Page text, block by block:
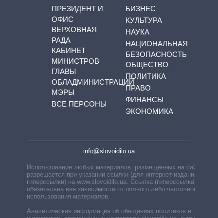
ПРЕЗИДЕНТ И
ОФИС
ВЕРХОВНАЯ
РАДА
КАБИНЕТ
МИНИСТРОВ
ГЛАВЫ
ОБЛАДМИНИСТРАЦИЙ
МЭРЫ
ВСЕ ПЕРСОНЫ
БИЗНЕС
КУЛЬТУРА
НАУКА
НАЦИОНАЛЬНАЯ
БЕЗОПАСНОСТЬ
ОБЩЕСТВО
ПОЛИТИКА
ПРАВО
ФИНАНСЫ
ЭКОНОМИКА
info@slovoidilo.ua
Использование любых материалов, размещённых на сайте,
разрешается при указании ссылки (для интернет-изданий —
гиперссылки) на www.slovoidilo.ua. Ссылка (гиперссылка)
обязательна вне зависимости от полного либо частичного
использования материалов.
Аналитическая информация об обещаниях политиков и